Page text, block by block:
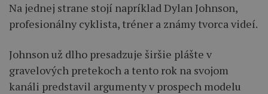
Na jednej strane stojí napríklad Dylan Johnson,
profesionálny cyklista, tréner a známy tvorca videí.
Johnson už dlho presadzuje širšie plášte v
gravelových pretekoch a tento rok na svojom
kanáli predstavil argumenty v prospech modelu